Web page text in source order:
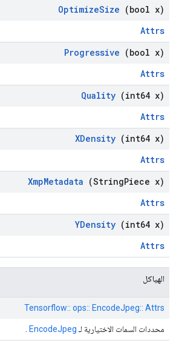
OptimizeSize (bool x)
Attrs
Progressive (bool x)
Attrs
Quality (int64 x)
Attrs
XDensity (int64 x)
Attrs
XmpMetadata (StringPiece x)
Attrs
YDensity (int64 x)
Attrs
الهياكل
Tensorflow:: ops:: EncodeJpeg:: Attrs
محددات السمات الاختيارية لـ EncodeJpeg